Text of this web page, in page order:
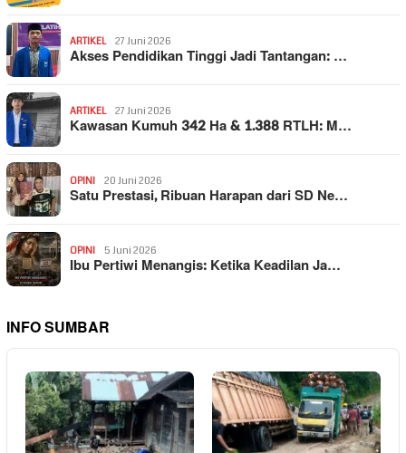
ARTIKEL 27 Juni 2026
Akses Pendidikan Tinggi Jadi Tantangan: …
ARTIKEL 27 Juni 2026
Kawasan Kumuh 342 Ha & 1.388 RTLH: M…
OPINI 20 Juni 2026
Satu Prestasi, Ribuan Harapan dari SD Ne…
OPINI 5 Juni 2026
Ibu Pertiwi Menangis: Ketika Keadilan Ja…
INFO SUMBAR